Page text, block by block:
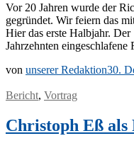
Vor 20 Jah­ren wur­de der
ge­grün­det. Wir fei­ern das
Hier das ers­te Halb­jahr.
Jahr­zehn­ten
von unserer Redaktion30.
Bericht, Vortrag
Christoph Eß